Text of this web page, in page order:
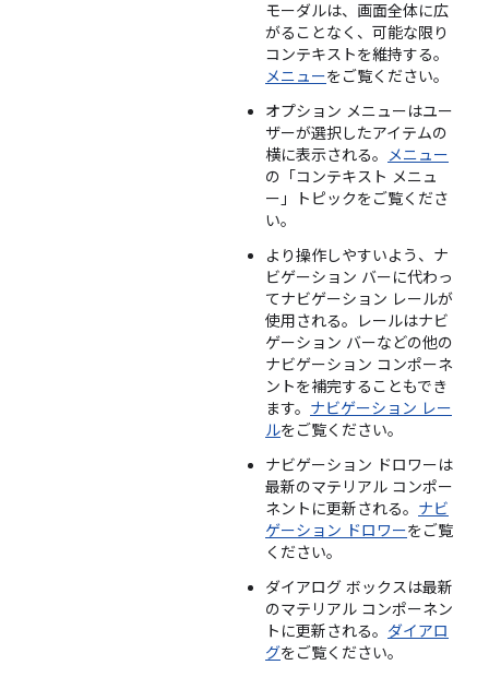
モーダルは、画面全体に広
がることなく、可能な限り
コンテキストを維持する。
メニューをご覧ください。
オプション メニューはユー
ザーが選択したアイテムの
横に表示される。 メニュー
の「コンテキスト メニュ
ー」トピックをご覧くださ
い。
より操作しやすいよう、ナ
ビゲーション バーに代わっ
てナビゲーション レールが
使用される。レールはナビ
ゲーション バーなどの他の
ナビゲーション コンポーネ
ントを補完することもでき
ます。 ナビゲーション レー
ルをご覧ください。
ナビゲーション ドロワーは
最新のマテリアル コンポー
ネントに更新される。 ナビ
ゲーション ドロワーをご覧
ください。
ダイアログ ボックスは最新
のマテリアル コンポーネン
トに更新される。 ダイアロ
グをご覧ください。